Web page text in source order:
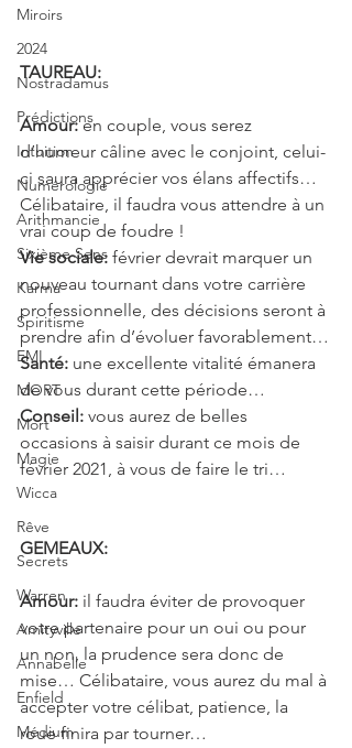
Miroirs
2024
Nostradamus
Prédictions
Intuition
Numérologie
Arithmancie
Sixième Sens
Karma
Spiritisme
EMI
MORT
Mort
Magie
Wicca
Rêve
Secrets
Warren
Amityville
Annabelle
Enfield
Médium
TAUREAU:
Amour: en couple, vous serez
d’humeur câline avec le conjoint, celui-
ci saura apprécier vos élans affectifs…
Célibataire, il faudra vous attendre à un
vrai coup de foudre !
Vie sociale: février devrait marquer un
nouveau tournant dans votre carrière
professionnelle, des décisions seront à
prendre afin d’évoluer favorablement…
Santé: une excellente vitalité émanera
de vous durant cette période…
Conseil: vous aurez de belles
occasions à saisir durant ce mois de
février 2021, à vous de faire le tri…
GEMEAUX:
Amour: il faudra éviter de provoquer
votre partenaire pour un oui ou pour
un non, la prudence sera donc de
mise… Célibataire, vous aurez du mal à
accepter votre célibat, patience, la
roue finira par tourner…